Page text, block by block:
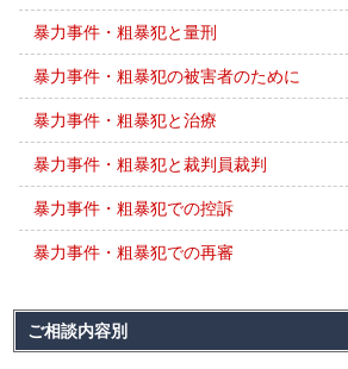
暴力事件・粗暴犯と量刑
暴力事件・粗暴犯の被害者のために
暴力事件・粗暴犯と治療
暴力事件・粗暴犯と裁判員裁判
暴力事件・粗暴犯での控訴
暴力事件・粗暴犯での再審
ご相談内容別